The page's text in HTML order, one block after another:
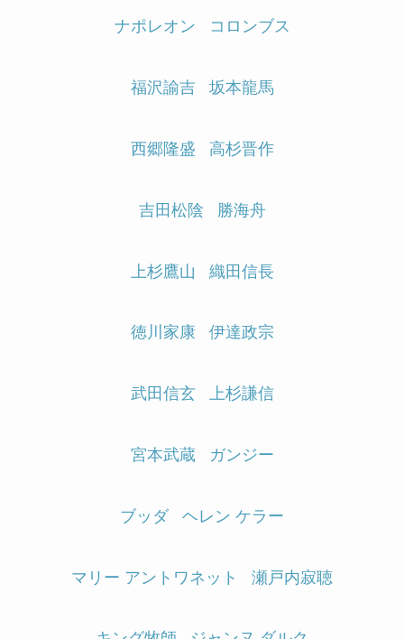
ナポレオン コロンブス
福沢諭吉 坂本龍馬
西郷隆盛 高杉晋作
吉田松陰 勝海舟
上杉鷹山 織田信長
徳川家康 伊達政宗
武田信玄 上杉謙信
宮本武蔵 ガンジー
ブッダ ヘレン ケラー
マリー アントワネット 瀬戸内寂聴